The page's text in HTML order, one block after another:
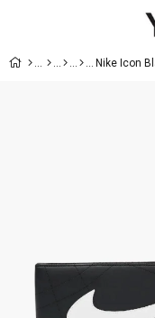
Nike Icon